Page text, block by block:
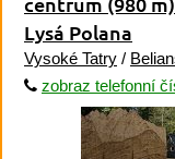
Lysá Polana
Vysoké Tatry /
zobraz telefonní